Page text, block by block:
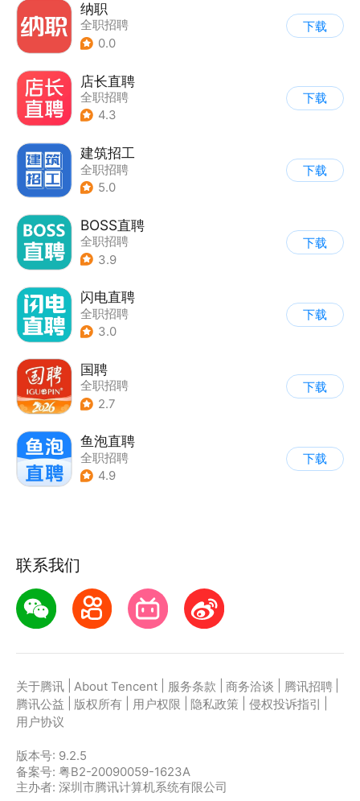
纳职
全职招聘
0.0
下载
店长直聘
全职招聘
4.3
下载
建筑招工
全职招聘
5.0
下载
BOSS直聘
全职招聘
3.9
下载
闪电直聘
全职招聘
3.0
下载
国聘
全职招聘
2.7
下载
鱼泡直聘
全职招聘
4.9
下载
联系我们
关于腾讯 About Tencent 服务条款 商务洽谈 腾讯招聘
腾讯公益
版权所有 用户权限 隐私政策 侵权投诉指引
用户协议
版本号: 9.2.5
备案号: 粤B2-20090059-1623A
主办者: 深圳市腾讯计算机系统有限公司